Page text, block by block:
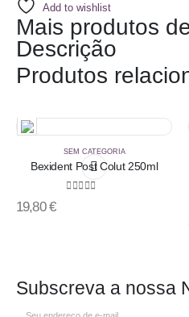
Add to wishlist
Mais produtos
Descrição
Produtos
SEM CATEGORIA
Bexident Post Colut 250ml
19,80€
Subscreva a nossa